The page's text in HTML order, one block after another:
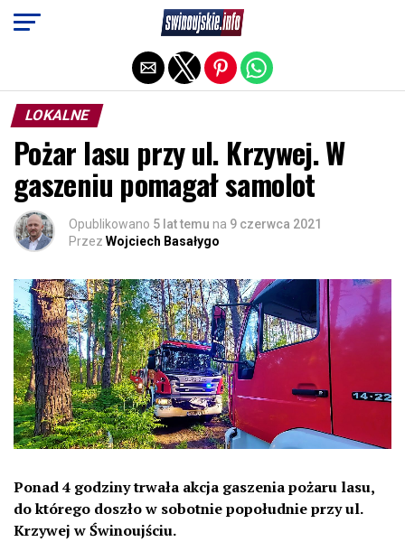
LOKALNE
Pożar lasu przy ul. Krzywej. W
gaszeniu pomagał samolot
Opublikowano 5 lat temu na 9 czerwca 2021
Przez Wojciech Basałygo
Ponad 4 godziny trwała akcja gaszenia pożaru lasu,
do którego doszło w sobotnie popołudnie przy ul.
Krzywej w Świnoujściu.
Exit mobile version